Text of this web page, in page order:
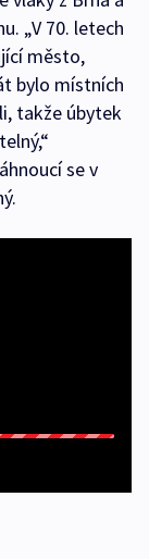
„V 70. letech
město,
bylo místních
takže úbytek
se v